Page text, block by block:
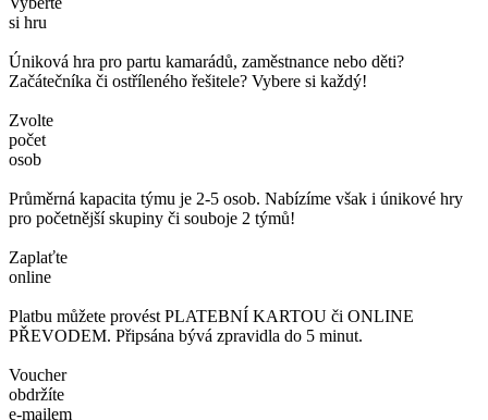
si hru
Úniková hra pro partu kamarádů, zaměstnance nebo děti?
Začátečníka či ostříleného řešitele? Vybere si každý!
Zvolte
počet
osob
Průměrná kapacita týmu je 2-5 osob. Nabízíme však i únikové hry
pro početnější skupiny či souboje 2 týmů!
Zaplaťte
online
Platbu můžete provést PLATEBNÍ KARTOU či ONLINE
PŘEVODEM. Připsána bývá zpravidla do 5 minut.
Voucher
obdržíte
e-mailem